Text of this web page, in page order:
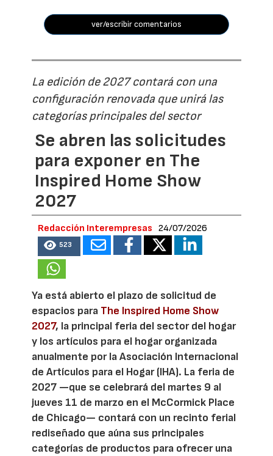
ver/escribir comentarios
La edición de 2027 contará con una
configuración renovada que unirá las
categorías principales del sector
Se abren las solicitudes
para exponer en The
Inspired Home Show
2027
Redacción Interempresas 24/07/2026
523
Ya está abierto el plazo de solicitud de
espacios para The Inspired Home Show
2027, la principal feria del sector del hogar
y los artículos para el hogar organizada
anualmente por la Asociación Internacional
de Artículos para el Hogar (IHA). La feria de
2027 —que se celebrará del martes 9 al
jueves 11 de marzo en el McCormick Place
de Chicago— contará con un recinto ferial
rediseñado que aúna sus principales
categorías de productos para ofrecer una